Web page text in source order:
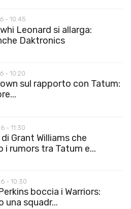
- 10:45
Leonard si allarga:
Daktronics
- 10:20
sul rapporto con Tatum:
- 11:30
Grant Williams che
i rumors tra Tatum e...
- 10:30
boccia i Warriors:
una squadr...